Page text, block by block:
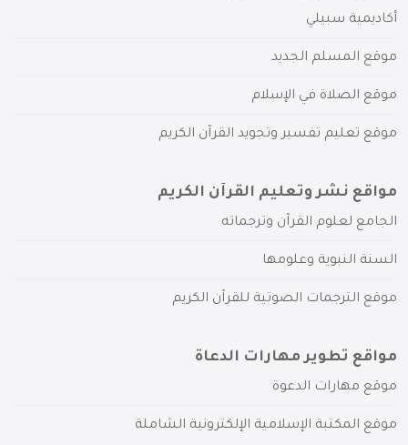
أكاديمية سبيلي
موقع المسلم الجديد
موقع الصلاة في الإسلام
موقع تعليم تفسير وتجويد القرآن الكريم
مواقع نشر وتعليم القرآن الكريم
الجامع لعلوم القرآن وترجماته
السنة النبوية وعلومها
موقع الترجمات الصوتية للقرآن الكريم
مواقع تطوير مهارات الدعاة
موقع مهارات الدعوة
موقع المكتبة الإسلامية الإلكترونية الشاملة